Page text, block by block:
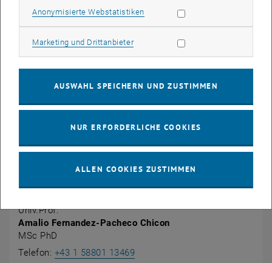
Univ.Prof.
Amalio Fernandez-Pacheco Chicon
MSc PhD
Telefon: +43 1 58801 13469Amalio Fernandez-Pacheco
Anonymisierte WebstatistikenStatistik Cookies zulassen
Marketing und DrittanbieterMarketing Cookies zulassen
AUSWAHL SPEICHERN UND ZUSTIMMEN
NUR ERFORDERLICHE COOKIES
ALLEN COOKIES ZUSTIMMEN